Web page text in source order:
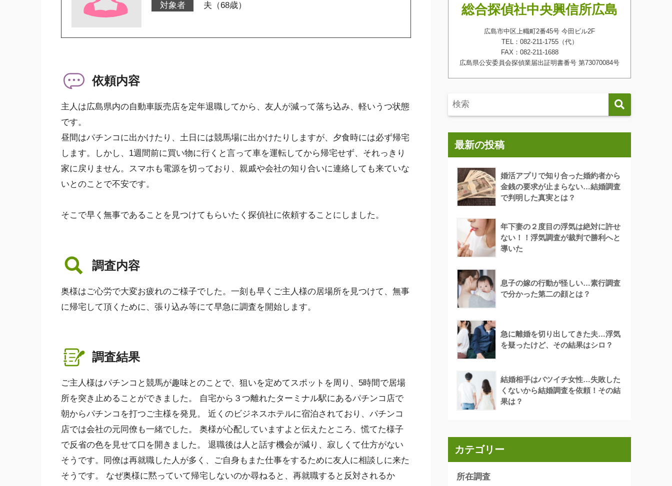
夫（68歳）
依頼内容
主人は広島県内の自動車販売店を定年退職してから、友人が減って落ち込み、軽いうつ状態
です。
昼間はパチンコに出かけたり、土日には競馬場に出かけたりしますが、夕食時には必ず帰宅
します。しかし、1週間前に買い物に行くと言って車を運転してから帰宅せず、それっきり
家に戻りません。スマホも電源を切っており、親戚や会社の知り合いに連絡しても来ていな
いとのことで不安です。
そこで早く無事であることを見つけてもらいたく探偵社に依頼することにしました。
調査内容
奥様はご心労で大変お疲れのご様子でした。一刻も早くご主人様の居場所を見つけて、無事
に帰宅して頂くために、張り込み等にて早急に調査を開始します。
調査結果
ご主人様はパチンコと競馬が趣味とのことで、狙いを定めてスポットを周り、5時間で居場
所を突き止めることができました。 自宅から３つ離れたターミナル駅にあるパチンコ店で
朝からパチンコを打つご主様を発見。 近くのビジネスホテルに宿泊されており、パチンコ
店では会社の元同僚も一緒でした。 奥様が心配していますよと伝えたところ、慌てた様子
で反省の色を見せて口を開きました。 退職後は人と話す機会が減り、寂しくて仕方がない
そうです。同僚は再就職した人が多く、ご自身もまた仕事をするために友人に相談しに来た
そうです。 なぜ奥様に黙っていて帰宅しないのか尋ねると、再就職すると反対されるか
総合探偵社中央興信所広島
広島市中区上幟町2番45号 今田ビル2F
TEL：082-211-1755（代）
FAX：082-211-1688
広島県公安委員会探偵業届出証明書番号 第73070084号
最新の投稿
婚活アプリで知り合った婚約者から
金銭の要求が止まらない…結婚調査
で判明した真実とは？
年下妻の２度目の浮気は絶対に許せ
ない！！浮気調査が裁判で勝利へと
導いた
息子の嫁の行動が怪しい…素行調査
で分かった第二の顔とは？
急に離婚を切り出してきた夫…浮気
を疑ったけど、その結果はシロ？
結婚相手はバツイチ女性…失敗した
くないから結婚調査を依頼！その結
果は？
カテゴリー
所在調査